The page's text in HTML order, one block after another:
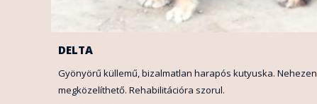
DELTA
Gyönyörű küllemű, bizalmatlan harapós kutyuska. Nehezen
megközelíthető. Rehabilitációra szorul.